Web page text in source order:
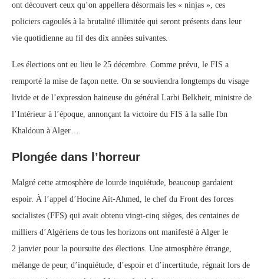
ont découvert ceux qu’on appellera désormais les « ninjas », ces
policiers cagoulés à la brutalité illimitée qui seront présents dans leur
vie quotidienne au fil des dix années suivantes.
Les élections ont eu lieu le 25 décembre. Comme prévu, le FIS a
remporté la mise de façon nette. On se souviendra longtemps du visage
livide et de l’expression haineuse du général Larbi Belkheir, ministre de
l’Intérieur à l’époque, annonçant la victoire du FIS à la salle Ibn
Khaldoun à Alger…
Plongée dans l’horreur
Malgré cette atmosphère de lourde inquiétude, beaucoup gardaient
espoir. À l’appel d’Hocine Aït-Ahmed, le chef du Front des forces
socialistes (FFS) qui avait obtenu vingt-cinq sièges, des centaines de
milliers d’Algériens de tous les horizons ont manifesté à Alger le
2 janvier pour la poursuite des élections. Une atmosphère étrange,
mélange de peur, d’inquiétude, d’espoir et d’incertitude, régnait lors de